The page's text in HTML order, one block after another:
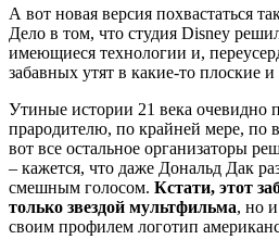
А вот новая версия похвастаться
Дело в том, что студия Disney
имеющиеся технологии и,
забавных утят в какие-то плоские
Утиные истории 21 века очевидно
прародителю, по крайней мере, по
вот все остальное организаторы
– кажется, что даже Дональд Дак
смешным голосом. Кстати, этот
только звездой мультфильма, но
своим профилем логотип